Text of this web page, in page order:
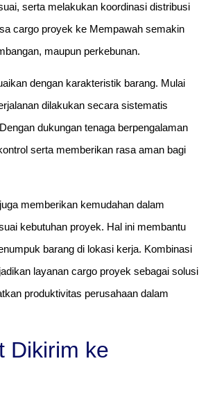
serta melakukan koordinasi distribusi
cargo proyek ke Mempawah semakin
maupun perkebunan.
dengan karakteristik barang. Mulai
dilakukan secara sistematis
dukungan tenaga berpengalaman
serta memberikan rasa aman bagi
memberikan kemudahan dalam
kebutuhan proyek. Hal ini membantu
barang di lokasi kerja. Kombinasi
layanan cargo proyek sebagai solusi
produktivitas perusahaan dalam
Dikirim ke